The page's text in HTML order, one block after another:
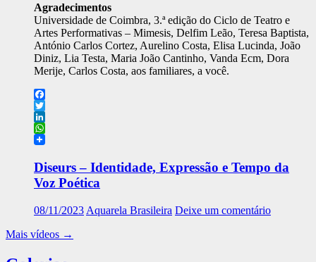
Agradecimentos
Universidade de Coimbra, 3.ª edição do Ciclo de Teatro e
Artes Performativas – Mimesis, Delfim Leão, Teresa Baptista,
António Carlos Cortez, Aurelino Costa, Elisa Lucinda, João
Diniz, Lia Testa, Maria João Cantinho, Vanda Ecm, Dora
Merije, Carlos Costa, aos familiares, a você.
Facebook
Twitter
LinkedIn
WhatsApp
Diseurs – Identidade, Expressão e Tempo da
Voz Poética
08/11/2023 Aquarela Brasileira Deixe um comentário
Mais vídeos →